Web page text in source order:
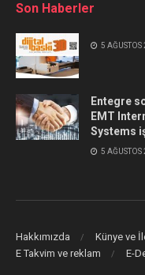
Son Haberler
5
Entegre
EMT
Systems
5
Hakkımızda Künye ve
E Takvim ve reklam
E-